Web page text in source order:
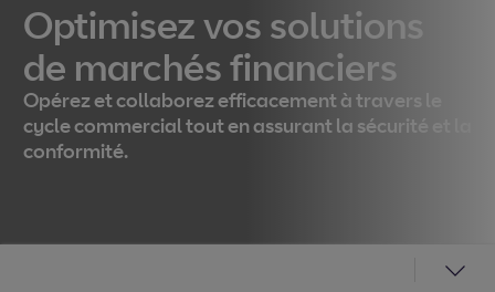
Optimisez vos solutions
de marchés financiers
Opérez et collaborez efficacement à travers le
cycle commercial tout en assurant la sécurité et la
conformité.